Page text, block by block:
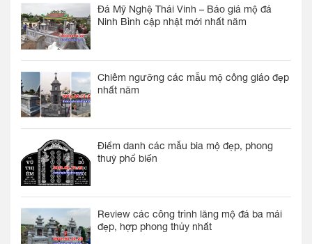
Đá Mỹ Nghệ Thái Vinh – Báo giá mộ đá
Ninh Bình cập nhật mới nhất năm
Chiêm ngưỡng các mẫu mộ công giáo đẹp
nhất năm
Điểm danh các mẫu bia mộ đẹp, phong
thuỷ phổ biến
Review các công trình lăng mộ đá ba mái
đẹp, hợp phong thủy nhất